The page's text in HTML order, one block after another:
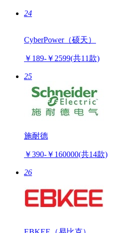
24
CyberPower（硕天）
￥189-￥2599(共11款)
25
施耐德
￥390-￥160000(共14款)
26